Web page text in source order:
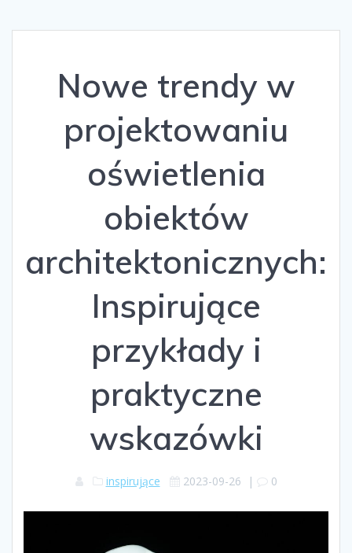
Nowe trendy w
projektowaniu
oświetlenia
obiektów
architektonicznych:
Inspirujące
przykłady i
praktyczne
wskazówki
inspirujące 2023-09-26 | 0